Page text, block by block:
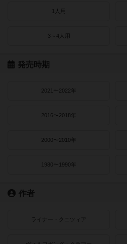
1人用
3～4人用
発売時期
2021〜2022年
2016〜2018年
2000〜2010年
1980〜1990年
作者
ライナー・クニツィア